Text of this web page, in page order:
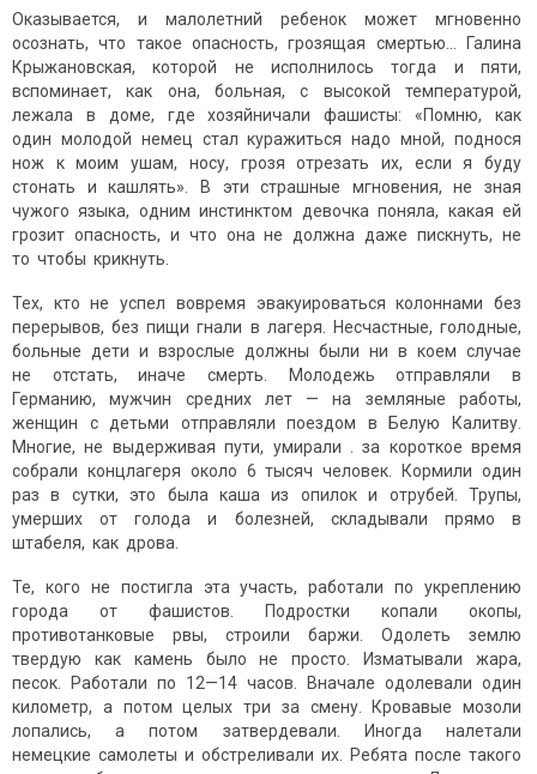
Оказывается, и малолетний ребенок может мгновенно
осознать, что такое опасность, грозящая смертью… Галина
Крыжановская, которой не исполнилось тогда и пяти,
вспоминает, как она, больная, с высокой температурой,
лежала в доме, где хозяйничали фашисты: «Помню, как
один молодой немец стал куражиться надо мной, поднося
нож к моим ушам, носу, грозя отрезать их, если я буду
стонать и кашлять». В эти страшные мгновения, не зная
чужого языка, одним инстинктом девочка поняла, какая ей
грозит опасность, и что она не должна даже пискнуть, не
то чтобы крикнуть.
Тех, кто не успел вовремя эвакуироваться колоннами без
перерывов, без пищи гнали в лагеря. Несчастные, голодные,
больные дети и взрослые должны были ни в коем случае
не отстать, иначе смерть. Молодежь отправляли в
Германию, мужчин средних лет — на земляные работы,
женщин с детьми отправляли поездом в Белую Калитву.
Многие, не выдерживая пути, умирали . за короткое время
собрали концлагеря около 6 тысяч человек. Кормили один
раз в сутки, это была каша из опилок и отрубей. Трупы,
умерших от голода и болезней, складывали прямо в
штабеля, как дрова.
Те, кого не постигла эта участь, работали по укреплению
города от фашистов. Подростки копали окопы,
противотанковые рвы, строили баржи. Одолеть землю
твердую как камень было не просто. Изматывали жара,
песок. Работали по 12—14 часов. Вначале одолевали один
километр, а потом целых три за смену. Кровавые мозоли
лопались, а потом затвердевали. Иногда налетали
немецкие самолеты и обстреливали их. Ребята после такого